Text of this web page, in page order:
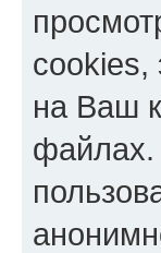
cookies,
на Ваш
файлах.